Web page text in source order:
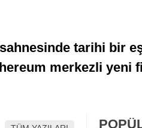
tarihi bir
merkezli yeni